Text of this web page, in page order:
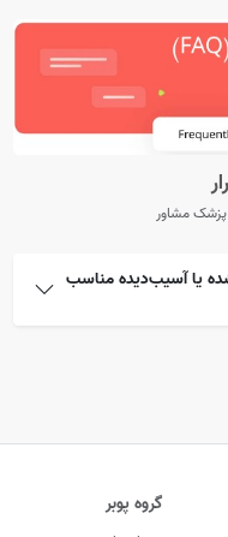
پزشک مشاور
یا آسیب‌دیده مناسب
گروه پوبر